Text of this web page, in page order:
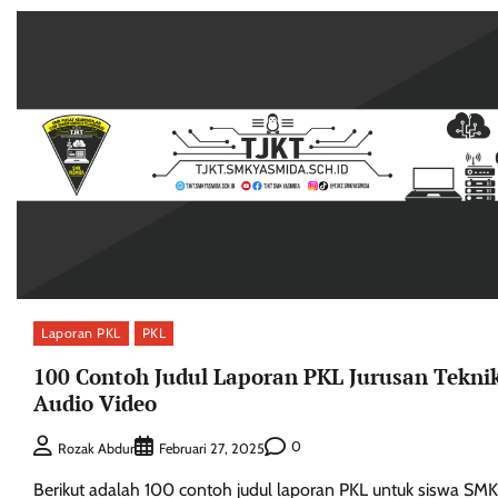
Laporan PKL PKL
100 Contoh Judul Laporan PKL Jurusan
Audio Video
Rozak Abdur Februari 27, 2025 0
Berikut adalah 100 contoh judul laporan PKL untuk siswa SMK